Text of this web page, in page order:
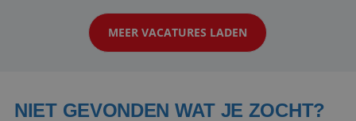
klanten te overtuigen om die droomreis te
boeken! ...
MEER VACATURES LADEN
NIET GEVONDEN WAT JE ZOCHT?